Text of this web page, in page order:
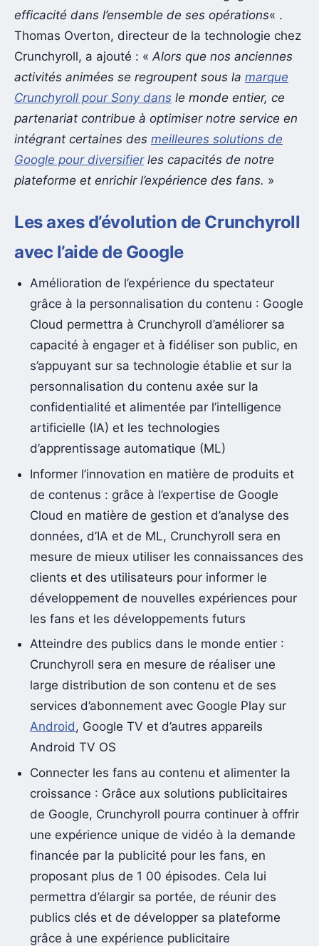
efficacité dans l’ensemble de ses opérations« .
Thomas Overton, directeur de la technologie chez
Crunchyroll, a ajouté : «Alors que nos anciennes
activités animées se regroupent sous la marque
Crunchyroll pour Sony dans le monde entier, ce
partenariat contribue à optimiser notre service en
intégrant certaines des meilleures solutions de
Google pour diversifierles capacités de notre
plateforme et enrichir l’expérience des fans. »
Les axes d’évolution de Crunchyroll
avec l’aide de Google
Amélioration de l’expérience du spectateur
grâce à la personnalisation du contenu : Google
Cloud permettra à Crunchyroll d’améliorer sa
capacité à engager et à fidéliser son public, en
s’appuyant sur sa technologie établie et sur la
personnalisation du contenu axée sur la
confidentialité et alimentée par l’intelligence
artificielle (IA) et les technologies
d’apprentissage automatique (ML)
Informer l’innovation en matière de produits et
de contenus : grâce à l’expertise de Google
Cloud en matière de gestion et d’analyse des
données, d’IA et de ML, Crunchyroll sera en
mesure de mieux utiliser les connaissances des
clients et des utilisateurs pour informer le
développement de nouvelles expériences pour
les fans et les développements futurs
Atteindre des publics dans le monde entier :
Crunchyroll sera en mesure de réaliser une
large distribution de son contenu et de ses
services d’abonnement avec Google Play sur
Android, Google TV et d’autres appareils
Android TV OS
Connecter les fans au contenu et alimenter la
croissance : Grâce aux solutions publicitaires
de Google, Crunchyroll pourra continuer à offrir
une expérience unique de vidéo à la demande
financée par la publicité pour les fans, en
proposant plus de 1 00 épisodes. Cela lui
permettra d’élargir sa portée, de réunir des
publics clés et de développer sa plateforme
grâce à une expérience publicitaire